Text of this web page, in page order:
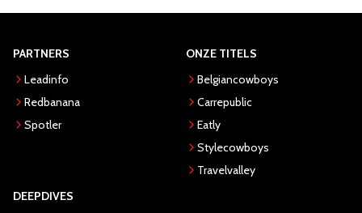
PARTNERS
Leadinfo
Redbanana
Spotler
ONZE TITELS
Belgiancowboys
Carrepublic
Eatly
Stylecowboys
Travelvalley
DEEPDIVES